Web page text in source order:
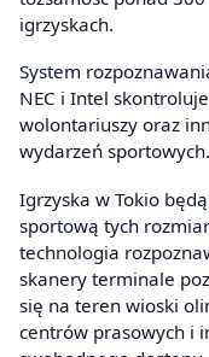
igrzyskach.
System
NEC i Intel
wolontariuszy oraz
wydarzeń sportowych.
Igrzyska w Tokio
sportową tych
technologia
skanery terminale
się na teren wioski
centrów prasowych i